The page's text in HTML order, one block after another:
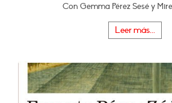
Con Gemma Pérez Sesé y
Leer más...